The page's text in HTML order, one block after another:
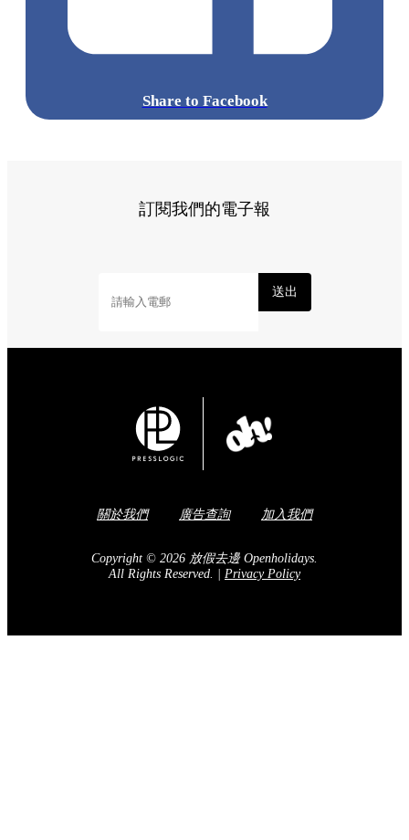
Share to Facebook
訂閱我們的電子報
送出
關於我們 廣告查詢 加入我們
Copyright © 2026 放假去邊 Openholidays.
All Rights Reserved. | Privacy Policy